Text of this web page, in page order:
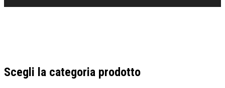
Scegli la categoria prodotto